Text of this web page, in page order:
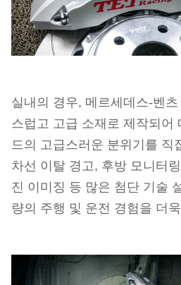
실내의 경우, 메르세데스-벤
스럽고 고급 소재로 제작되어
드의 고급스러운 분위기를 직
차선 이탈 경고, 후방 모니터
진 이미징 등 많은 첨단 기술
량의 주행 및 운전 경험을 더